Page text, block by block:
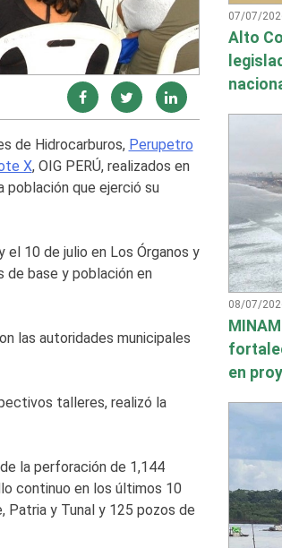
de Hidrocarburos, Perupetro
X, OIG PERÚ, realizados en
población que ejerció su
10 de julio en Los Órganos y
de base y población en
las autoridades municipales
talleres, realizó la
la perforación de 1,144
continuo en los últimos 10
Patria y Tunal y 125 pozos de
07/07/
Alto
08/07/
en